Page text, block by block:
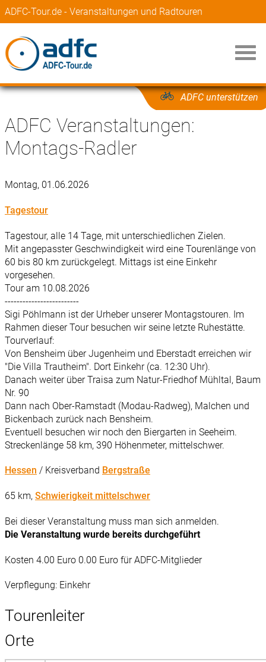
ADFC-Tour.de - Veranstaltungen und Radtouren
ADFC unterstützen
ADFC Veranstaltungen:
Montags-Radler
Montag, 01.06.2026
Tagestour
Tagestour, alle 14 Tage, mit unterschiedlichen Zielen.
Mit angepasster Geschwindigkeit wird eine Tourenlänge von
60 bis 80 km zurückgelegt. Mittags ist eine Einkehr
vorgesehen.
Tour am 10.08.2026
-------------------------
Sigi Pöhlmann ist der Urheber unserer Montagstouren. Im
Rahmen dieser Tour besuchen wir seine letzte Ruhestätte.
Tourverlauf:
Von Bensheim über Jugenheim und Eberstadt erreichen wir
"Die Villa Trautheim". Dort Einkehr (ca. 12:30 Uhr).
Danach weiter über Traisa zum Natur-Friedhof Mühltal, Baum
Nr. 90
Dann nach Ober-Ramstadt (Modau-Radweg), Malchen und
Bickenbach zurück nach Bensheim.
Eventuell besuchen wir noch den Biergarten in Seeheim.
Streckenlänge 58 km, 390 Höhenmeter, mittelschwer.
Hessen / Kreisverband Bergstraße
65 km, Schwierigkeit mittelschwer
Bei dieser Veranstaltung muss man sich anmelden.
Die Veranstaltung wurde bereits durchgeführt
Kosten 4.00 Euro 0.00 Euro für ADFC-Mitglieder
Verpflegung: Einkehr
Tourenleiter
Orte